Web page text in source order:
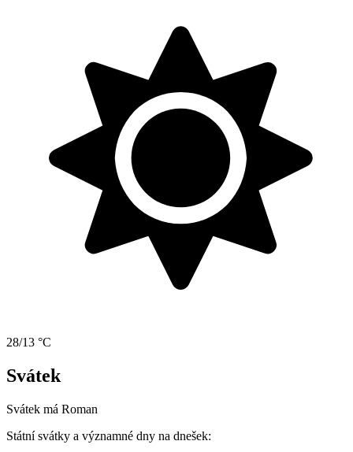
28/13 °C
Svátek
Svátek má Roman
Státní svátky a významné dny na dnešek: